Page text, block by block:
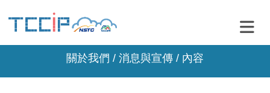
關於我們 / 消息與宣傳 / 內容